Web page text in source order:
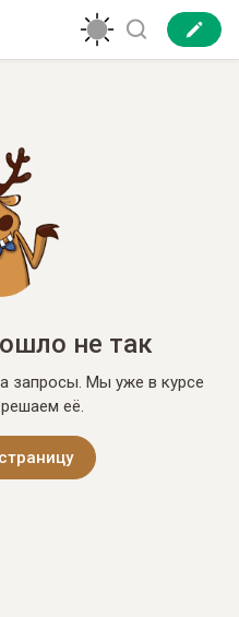
не так
запросы. Мы уже в курсе
её.